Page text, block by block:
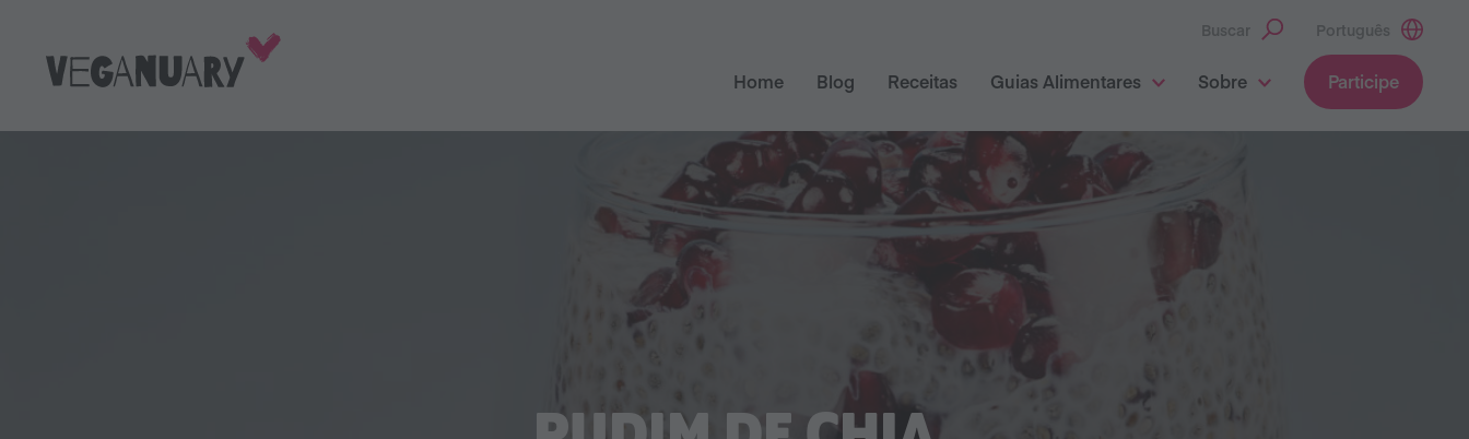
Buscar Português
Home Blog Receitas Guias Alimentares Sobre Participe